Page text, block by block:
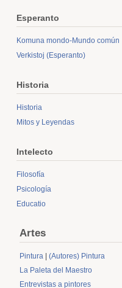
Esperanto
Komuna mondo-Mundo común
Verkistoj (Esperanto)
Historia
Historia
Mitos y Leyendas
Intelecto
Filosofía
Psicología
Educatio
Artes
Pintura
(Autores) Pintura
La Paleta del Maestro
Entrevistas a pintores